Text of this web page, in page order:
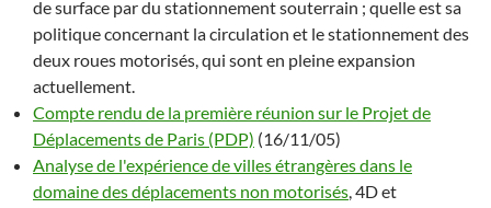
de surface par du stationnement souterrain ; quelle est sa
politique concernant la circulation et le stationnement des
deux roues motorisés, qui sont en pleine expansion
actuellement.
Compte rendu de la première réunion sur le Projet de
Déplacements de Paris (PDP) (16/11/05)
Analyse de l'expérience de villes étrangères dans le
domaine des déplacements non motorisés, 4D et